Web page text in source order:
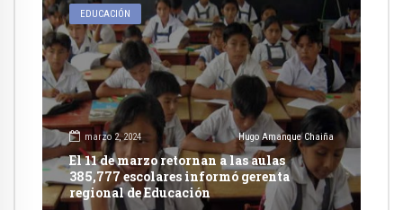
EDUCACIÓN
marzo 2, 2024 Hugo Amanque Chaiña
El 11 de marzo retornan a las aulas
385,777 escolares informó gerenta
regional de Educación